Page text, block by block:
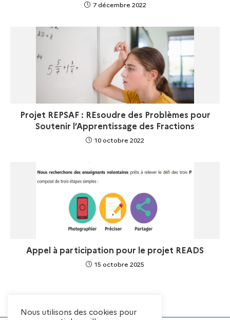
7 décembre 2022
Projet REPSAF : REsoudre des Problèmes pour
Soutenir l’Apprentissage des Fractions
10 octobre 2022
Appel à participation pour le projet READS
15 octobre 2025
Nous utilisons des cookies pour